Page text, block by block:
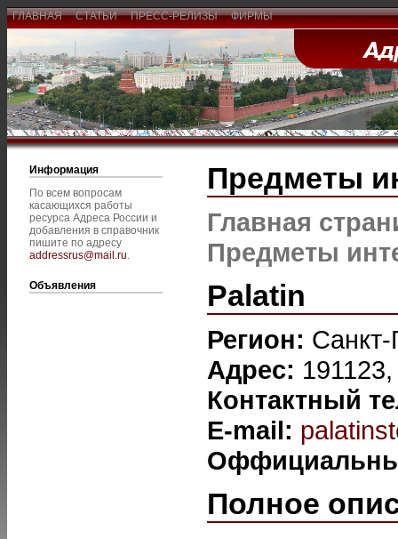
ГЛАВНАЯ СТАТЬИ ПРЕСС-РЕЛИЗЫ ФИРМЫ
Информация
По всем вопросам
касающихся работы
ресурса Адреса России и
добавления в справочник
пишите по адресу
addressrus@mail.ru.
Объявления
Предметы
Главная
Предметы
Palatin
Регион: Санкт-
Адрес:
Контактный
E-mail:
Полное